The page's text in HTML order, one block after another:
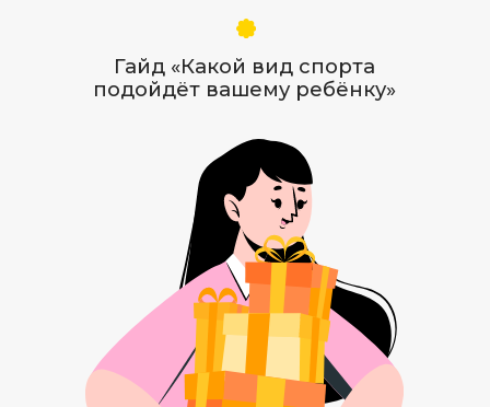
Разбираться, какие нюансы
в развитии ребенка важно
учитывать, исходя из его
возраста
Раскрыть таланты и способности
ребёнка
Начать всесторонне и глубоко
консультировать по теме детской
астрологии своих подруг и новых
клиентов
консультации по разбору
детской натальной карты